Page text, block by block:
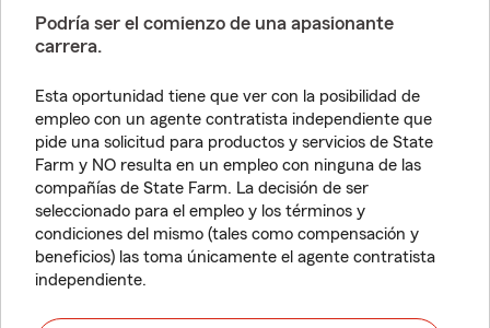
Podría ser el comienzo de una apasionante
carrera.
Esta oportunidad tiene que ver con la posibilidad de
empleo con un agente contratista independiente que
pide una solicitud para productos y servicios de State
Farm y NO resulta en un empleo con ninguna de las
compañías de State Farm. La decisión de ser
seleccionado para el empleo y los términos y
condiciones del mismo (tales como compensación y
beneficios) las toma únicamente el agente contratista
independiente.